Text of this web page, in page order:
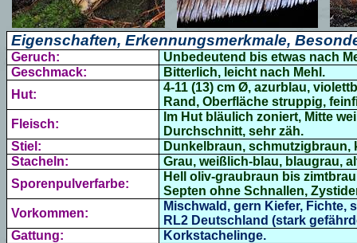
Eigenschaften, Erkennungsmerkmale,
Geruch:
Unbedeutend bis etwas nach
Geschmack:
Bitterlich, leicht nach Mehl.
Hut:
4-11 (13) cm Ø, azurblau,
Rand, Oberfläche struppig,
Fleisch:
Im Hut bläulich zoniert, Mitte
Durchschnitt, sehr zäh.
Stiel:
Dunkelbraun, schmutzigbraun,
Stacheln:
Grau, weißlich-blau, blaugrau,
Sporenpulverfarbe:
Hell oliv-graubraun bis
Septen ohne Schnallen,
Vorkommen:
Mischwald, gern Kiefer, Fichte,
RL2 Deutschland (stark
Gattung:
Korkstachelinge.